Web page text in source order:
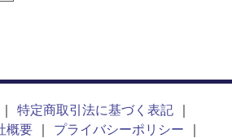
特定商取引法に基づく表記
概要
プライバシーポリシー